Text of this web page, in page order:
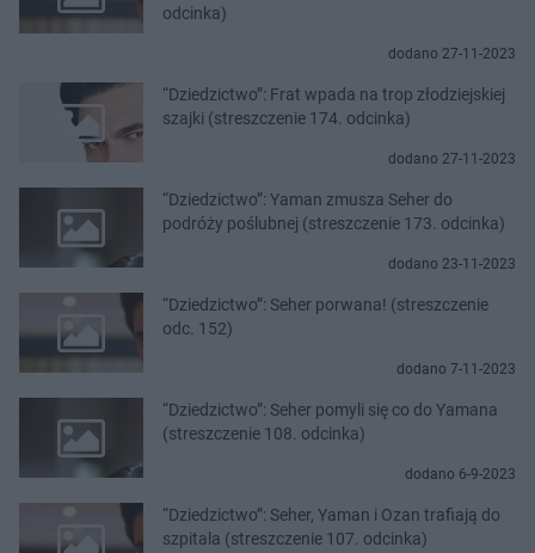
odcinka)
dodano 27-11-2023
“Dziedzictwo”: Frat wpada na trop złodziejskiej
szajki (streszczenie 174. odcinka)
dodano 27-11-2023
“Dziedzictwo”: Yaman zmusza Seher do
podróży poślubnej (streszczenie 173. odcinka)
dodano 23-11-2023
“Dziedzictwo”: Seher porwana! (streszczenie
odc. 152)
dodano 7-11-2023
“Dziedzictwo”: Seher pomyli się co do Yamana
(streszczenie 108. odcinka)
dodano 6-9-2023
“Dziedzictwo”: Seher, Yaman i Ozan trafiają do
szpitala (streszczenie 107. odcinka)